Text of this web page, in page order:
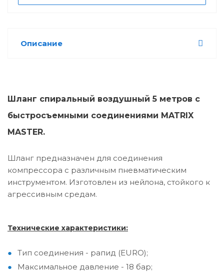
Описание
Шланг спиральный воздушный 5 метров с
быстросъемными соединениями MATRIX
MASTER.
Шланг предназначен для соединения
компрессора с различным пневматическим
инструментом. Изготовлен из нейлона, стойкого к
агрессивным средам.
Технические характеристики:
Тип соединения - рапид (EURO);
Максимальное давление - 18 бар;